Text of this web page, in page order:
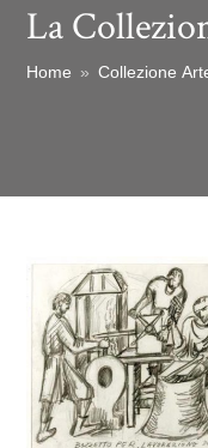
La
Home » Collezione